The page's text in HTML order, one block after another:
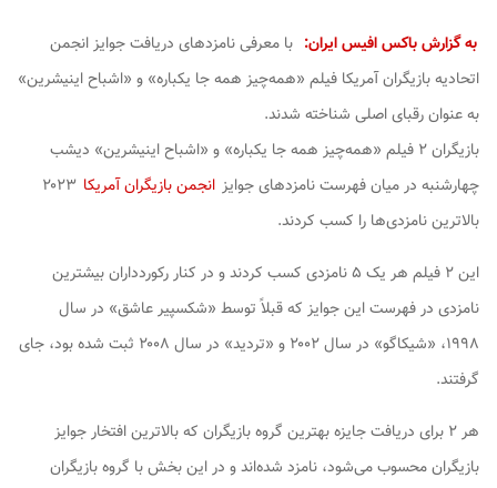
به گزارش باکس افیس ایران: با معرفی نامزدهای دریافت جوایز انجمن
اتحادیه بازیگران آمریکا فیلم «همه‌چیز همه جا یکباره» و «اشباح اینیشرین»
به عنوان رقبای اصلی شناخته شدند.
بازیگران ۲ فیلم «همه‌چیز همه جا یکباره» و «اشباح اینیشرین» دیشب
چهارشنبه در میان فهرست نامزدهای جوایز انجمن بازیگران آمریکا ۲۰۲۳
بالاترین نامزدی‌ها را کسب کردند.
این ۲ فیلم هر یک ۵ نامزدی کسب کردند و در کنار رکوردداران بیشترین
نامزدی در فهرست این جوایز که قبلاً توسط «شکسپیر عاشق» در سال
۱۹۹۸، «شیکاگو» در سال ۲۰۰۲ و «تردید» در سال ۲۰۰۸ ثبت شده بود، جای
گرفتند.
هر ۲ برای دریافت جایزه بهترین گروه بازیگران که بالاترین افتخار جوایز
بازیگران محسوب می‌شود، نامزد شده‌اند و در این بخش با گروه بازیگران